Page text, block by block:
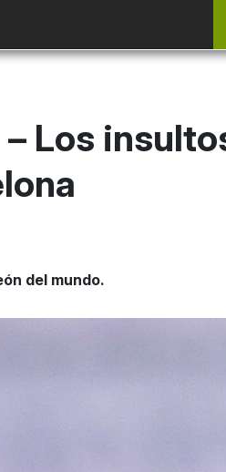
Los
del mundo.